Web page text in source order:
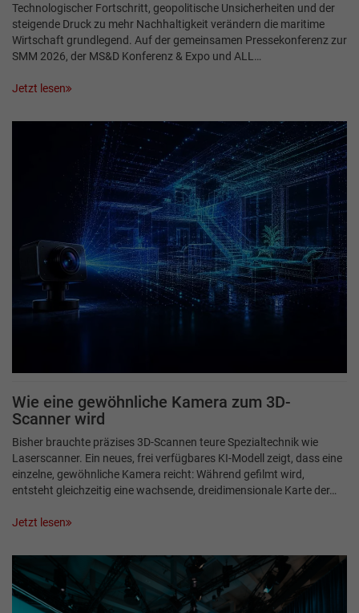
Technologischer Fortschritt, geopolitische Unsicherheiten und der
steigende Druck zu mehr Nachhaltigkeit verändern die maritime
Wirtschaft grundlegend. Auf der gemeinsamen Pressekonferenz zur
SMM 2026, der MS&D Konferenz & Expo und ALL…
Jetzt lesen
Wie eine gewöhnliche Kamera zum 3D-
Scanner wird
Bisher brauchte präzises 3D-Scannen teure Spezialtechnik wie
Laserscanner. Ein neues, frei verfügbares KI-Modell zeigt, dass eine
einzelne, gewöhnliche Kamera reicht: Während gefilmt wird,
entsteht gleichzeitig eine wachsende, dreidimensionale Karte der…
Jetzt lesen